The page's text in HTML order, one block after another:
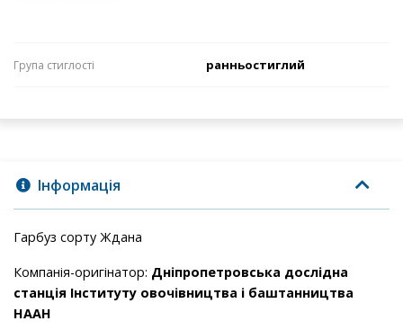
Група стиглості ранньостиглий
Інформація
Гарбуз сорту Ждана
Компанія-оригінатор: Дніпропетровська дослідна
станція Інституту овочівництва і баштанництва
НААН